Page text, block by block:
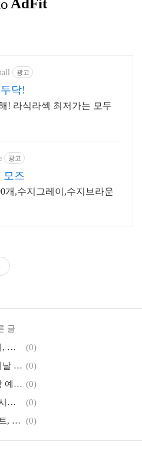
광고
닥!
! 라식라섹 최저가는 모두
광고
모즈
개,수지그레이,수지브라운
글
확 달라진 청약제도 핵심 정리, 자녀 없는 맞벌이부부 청약은?
(0)
어린이날 포토존 문구, 어린이날 현수막 문구, 어린이날 행사 준비 (0)
장례식장 조문 순서, 장례식장 예절, 장례식 절차 확인하기 (0)
부고 위로 문자, 부고 위로 메시지, 조의 위로 문자
(0)
승진 축하 문구, 승진 축하 멘트, 승진 축하 메시지 추천
(0)